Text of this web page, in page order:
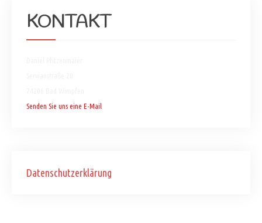
KONTAKT
Senden Sie uns eine E-Mail
Datenschutzerklärung